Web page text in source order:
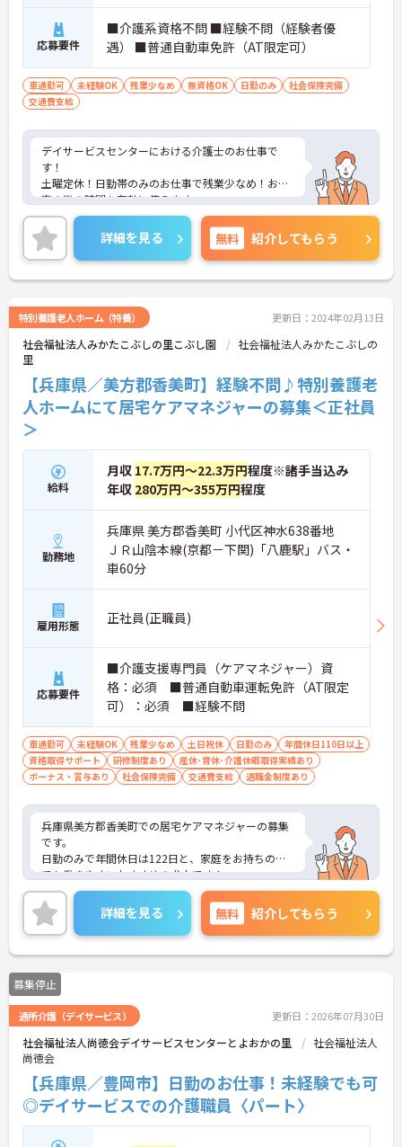
応募要件
■介護系資格不問 ■経験不問（経験者優
遇） ■普通自動車免許（AT限定可）
車通勤可 未経験OK 残業少なめ 無資格OK 日勤のみ
社会保険完備
交通費支給
デイサービスセンターにおける介護士のお仕事で
す！
土曜定休！日勤帯のみのお仕事で残業少なめ！お仕
事の後の時間も有効に使えます。
無料駐車場があるのでマイカー通勤希望の方も安心
です。
ご興味ある方には、面接のポイントなど、さらに詳
細をお話致しますのでお気軽にご相談ください。
詳細を見る 無料 紹介してもらう
特別養護老人ホーム（特養） 更新日：2024年02月13日
社会福祉法人みかたこぶしの里こぶし園
社会福祉法人みかたこぶしの
里
【兵庫県／美方郡香美町】経験不問♪特別養護老
人ホームにて居宅ケアマネジャーの募集＜正社員
＞
給料
月収 17.7万円～22.3万円程度※諸手当込み
年収 280万円～355万円程度
勤務地
兵庫県 美方郡香美町 小代区神水638番地
ＪＲ山陰本線(京都－下関)「八鹿駅」バス・
車60分
雇用形態 正社員(正職員)
応募要件
■介護支援専門員（ケアマネジャー）資
格：必須 ■普通自動車運転免許（AT限定
可）：必須 ■経験不問
車通勤可 未経験OK 残業少なめ 土日祝休 日勤のみ
年間休日110日以上
資格取得サポート
研修制度あり
産休･育休･介護休暇取得実績あり
ボーナス・賞与あり
社会保険完備 交通費支給 退職金制度あり
兵庫県美方郡香美町での居宅ケアマネジャーの募集
です。
日勤のみで年間休日は122日と、家庭をお持ちの方
でも働きやすいおすすめの求人です！
駐車場完備でマイカー通勤可能です♪
ご興味をお持ちの方はお気軽にお問い合わせくださ
い。
詳細を見る 無料 紹介してもらう
募集停止
通所介護（デイサービス） 更新日：2026年07月30日
社会福祉法人尚徳会デイサービスセンターとよおかの里
社会福祉法人
尚徳会
【兵庫県／豊岡市】日勤のお仕事！未経験でも可
◎デイサービスでの介護職員〈パート〉